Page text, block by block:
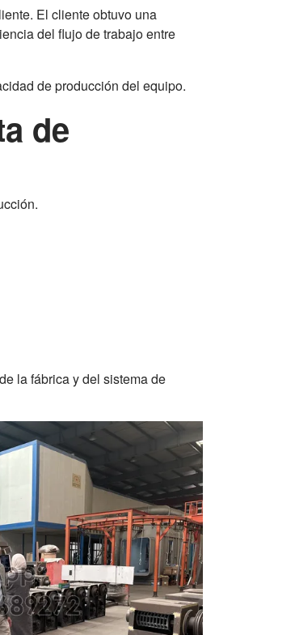
El cliente obtuvo una
del flujo de trabajo entre
de producción del equipo.
de
la fábrica y del sistema de